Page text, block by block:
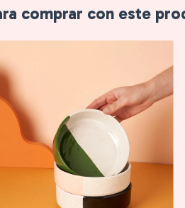
comprar con este